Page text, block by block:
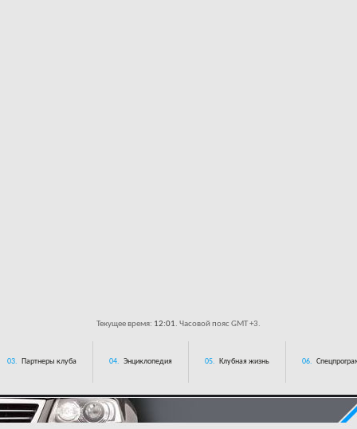
Текущее время: 12:01. Часовой пояс GMT +3.
03. Партнеры клуба 04. Энциклопедия 05. Клубная жизнь 06.